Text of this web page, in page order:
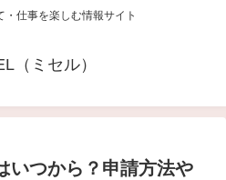
・仕事を楽しむ情報サイト
（ミセル）
いつから？申請方法や